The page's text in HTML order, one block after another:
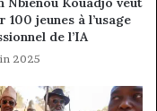
100 jeunes à l’usage
de l’IA
2025